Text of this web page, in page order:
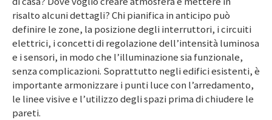
risalto alcuni dettagli? Chi pianifica in anticipo può
definire le zone, la posizione degli interruttori, i circuiti
elettrici, i concetti di regolazione dell’intensità luminosa
e i sensori, in modo che l’illuminazione sia funzionale,
senza complicazioni. Soprattutto negli edifici esistenti, è
importante armonizzare i punti luce con l’arredamento,
le linee visive e l’utilizzo degli spazi prima di chiudere le
pareti.